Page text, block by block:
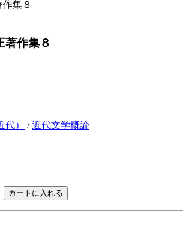
作集８
代） /近代文学概論